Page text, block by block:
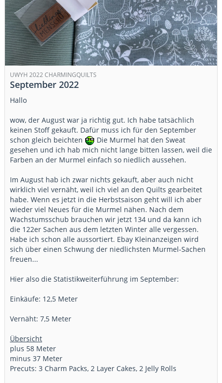
UWYH 2022 CHARMINGQUILTS
September 2022
Hallo
wow, der August war ja richtig gut. Ich habe tatsächlich
keinen Stoff gekauft. Dafür muss ich für den September
schon gleich beichten
Die Murmel hat den Sweat
gesehen und ich hab mich nicht lange bitten lassen, weil die
Farben an der Murmel einfach so niedlich aussehen.
Im August hab ich zwar nichts gekauft, aber auch nicht
wirklich viel vernäht, weil ich viel an den Quilts gearbeitet
habe. Wenn es jetzt in die Herbstsaison geht will ich aber
wieder viel Neues für die Murmel nähen. Nach dem
Wachstumsschub brauchen wir jetzt 134 und da kann ich
die 122er Sachen aus dem letzten Winter alle vergessen.
Habe ich schon alle aussortiert. Ebay Kleinanzeigen wird
sich über einen Schwung der niedlichsten Murmel-Sachen
freuen...
Hier also die Statistikweiterführung im September:
Einkäufe: 12,5 Meter
Vernäht: 7,5 Meter
Übersicht
plus 58 Meter
minus 37 Meter
Precuts: 3 Charm Packs, 2 Layer Cakes, 2 Jelly Rolls